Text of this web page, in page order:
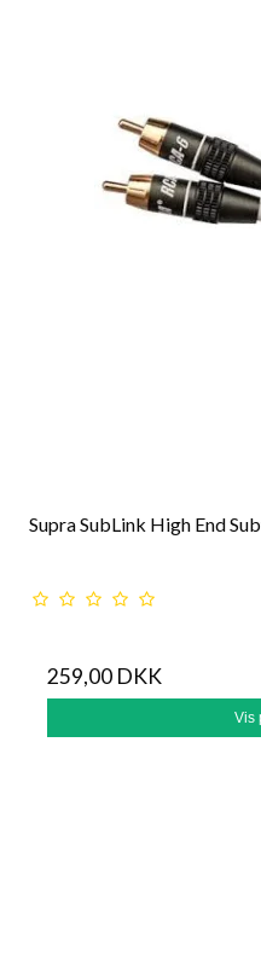
Supra SubLink High End
259,00 DKK
Vis